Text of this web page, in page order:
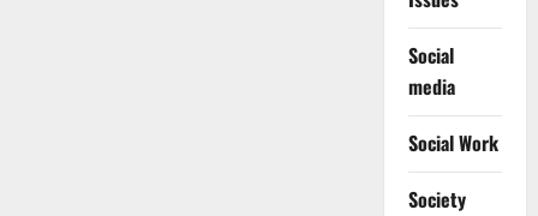
Social
media
Social Work
Society